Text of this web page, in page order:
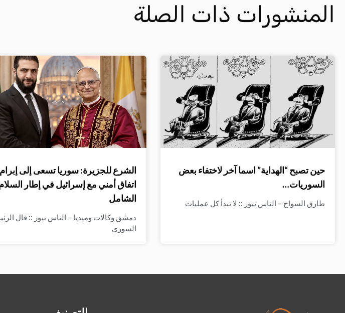
المنشورات ذات الصلة
حين تصبح “الهداية” اسما آخر لاختفاء بعض
السوريات…
طارق السواح – الناس نيوز :: لا تبدأ كل عمليات
الشرع للجزيرة: سوريا تسعى إلى إبرام
اتفاق أمني مع إسرائيل في إطار
الشامل
دمشق وكالات وميديا – الناس نيوز :: قال
السوري